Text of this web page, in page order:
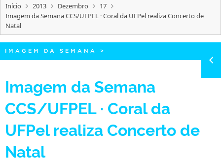
TELEFONES
Início 2013 Dezembro
17
Imagem da Semana CCS/UFPEL · Coral da UFPel realiza Concerto de
Natal
IMAGEM DA SEMANA >
Imagem da Semana
CCS/UFPEL · Coral da
UFPel realiza Concerto de
Natal